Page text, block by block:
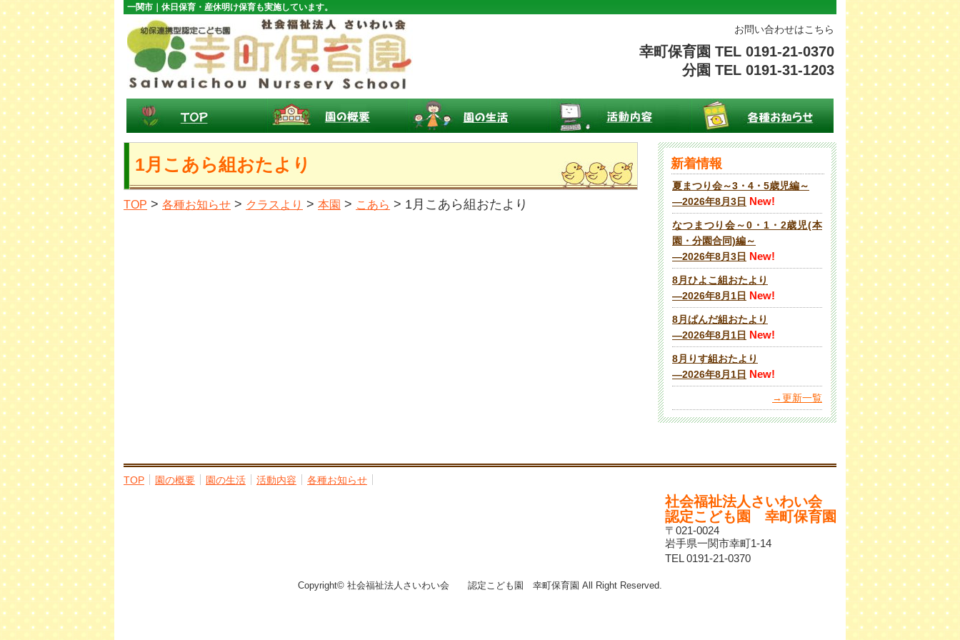
一関市｜休日保育・産休明け保育も実施しています。
お問い合わせはこちら
幸町保育園 TEL 0191-21-0370
分園 TEL 0191-31-1203
1月こあら組おたより
TOP > 各種お知らせ > クラスより > 本園 > こあら > 1月こあら組おたより
新着情報
夏まつり会～3・4・5歳児編～
―2026年8月3日 New!
なつまつり会～0・1・2歳児(本
園・分園合同)編～
―2026年8月3日 New!
8月ひよこ組おたより
―2026年8月1日 New!
8月ぱんだ組おたより
―2026年8月1日 New!
8月りす組おたより
―2026年8月1日 New!
→更新一覧
TOP 園の概要 園の生活 活動内容 各種お知らせ
社会福祉法人さいわい会
認定こども園 幸町保育園
〒021-0024
岩手県一関市幸町1-14
TEL 0191-21-0370
Copyright© 社会福祉法人さいわい会 認定こども園 幸町保育園 All Right Reserved.